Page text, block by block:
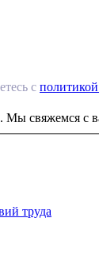
с
свяжемся с
труда